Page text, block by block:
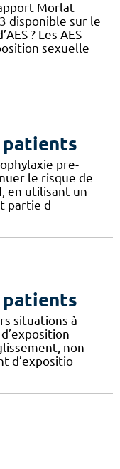
Morlat
disponible sur le
? Les AES
sexuelle
patients
pre-
le risque de
en utilisant un
partie d
patients
situations à
non
d’expositio